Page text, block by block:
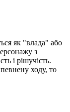
як "влада" або
з
і рішучість.
ходу, то